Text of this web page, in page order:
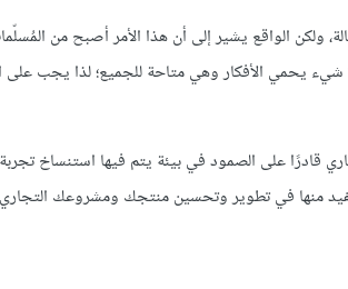
ولكن الواقع يشير إلى أن هذا الأمر أصبح من
شيء يحمي الأفكار وهي متاحة للجميع؛ لذا يجب على
منها في تطوير وتحسين منتجك ومشروعك